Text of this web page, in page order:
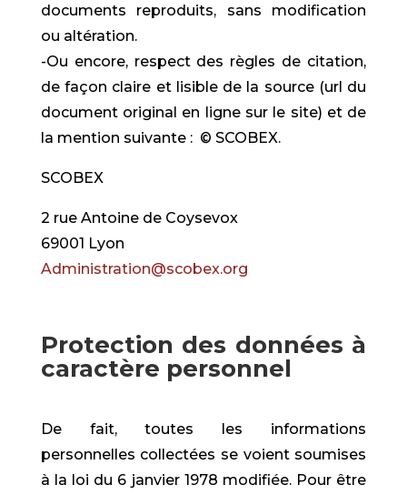
documents reproduits, sans modification
ou altération.
-Ou encore, respect des règles de citation,
de façon claire et lisible de la source (url du
document original en ligne sur le site) et de
la mention suivante : © SCOBEX.
SCOBEX
2 rue Antoine de Coysevox
69001 Lyon
Administration@scobex.org
Protection des données à
caractère personnel
De fait, toutes les informations
personnelles collectées se voient soumises
à la loi du 6 janvier 1978 modifiée. Pour être